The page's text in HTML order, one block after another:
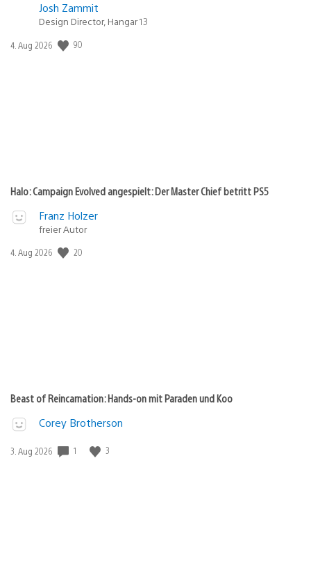
Josh Zammit
Design Director, Hangar 13
Veröffentlichungsdatum:
4. Aug 2026 90
Halo: Campaign Evolved angespielt: Der Master Chief betritt PS5
Franz Holzer
freier Autor
Veröffentlichungsdatum:
4. Aug 2026 20
Beast of Reincarnation: Hands-on mit Paraden und Koo
Corey Brotherson
Veröffentlichungsdatum:
3. Aug 2026 1 3